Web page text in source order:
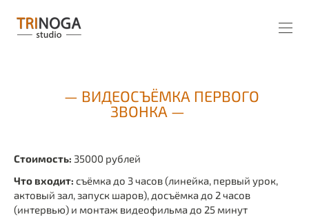
— ВИДЕОСЪЁМКА ПЕРВОГО
ЗВОНКА —
Стоимость: 35000 рублей
Что входит: съёмка до 3 часов (линейка, первый урок,
актовый зал, запуск шаров), досъёмка до 2 часов
(интервью) и монтаж видеофильма до 25 минут